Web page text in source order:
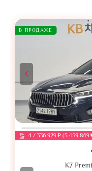
В ПРОДАЖЕ
4 / 336 929 ₽ (5 459
K7